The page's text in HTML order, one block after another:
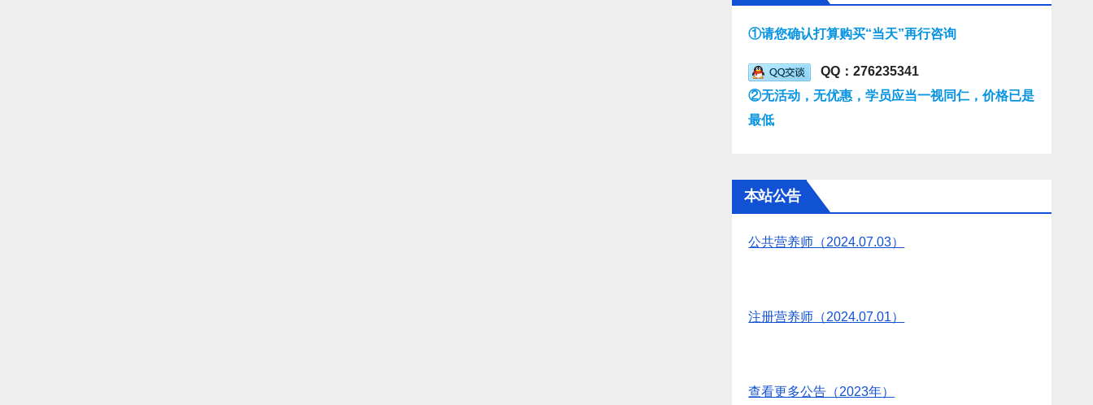
①请您确认打算购买“当天”再行咨询
QQ：276235341
②无活动，无优惠，学员应当一视同仁，价格已是
最低
本站公告
公共营养师（2024.07.03）
注册营养师（2024.07.01）
查看更多公告（2023年）